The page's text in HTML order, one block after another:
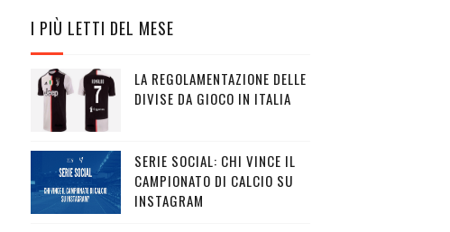
I PIÙ LETTI DEL MESE
LA REGOLAMENTAZIONE DELLE
DIVISE DA GIOCO IN ITALIA
SERIE SOCIAL: CHI VINCE IL
CAMPIONATO DI CALCIO SU
INSTAGRAM